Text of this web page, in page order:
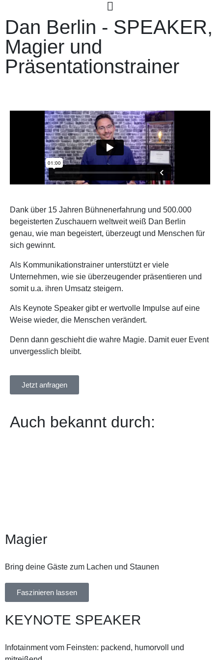
Dan Berlin - SPEAKER,
Magier und
Präsentationstrainer
Dank über 15 Jahren Bühnenerfahrung und 500.000
begeisterten Zuschauern weltweit weiß Dan Berlin
genau, wie man begeistert, überzeugt und Menschen für
sich gewinnt.
Als Kommunikationstrainer unterstützt er viele
Unternehmen, wie sie überzeugender präsentieren und
somit u.a. ihren Umsatz steigern.
Als Keynote Speaker gibt er wertvolle Impulse auf eine
Weise wieder, die Menschen verändert.
Denn dann geschieht die wahre Magie. Damit euer Event
unvergesslich bleibt.
Jetzt anfragen
Auch bekannt durch:
Magier
Bring deine Gäste zum Lachen und Staunen
Faszinieren lassen
KEYNOTE SPEAKER
Infotainment vom Feinsten: packend, humorvoll und